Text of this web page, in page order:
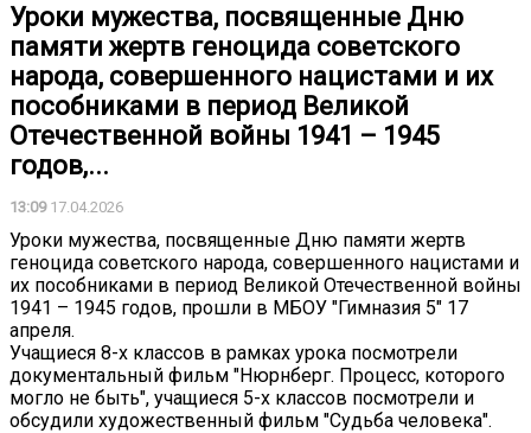
Уроки мужества, посвященные Дню
памяти жертв геноцида советского
народа, совершенного нацистами и их
пособниками в период Великой
Отечественной войны 1941 – 1945
годов,...
13:0917.04.2026
Уроки мужества, посвященные Дню памяти жертв
геноцида советского народа, совершенного нацистами и
их пособниками в период Великой Отечественной войны
1941 – 1945 годов, прошли в МБОУ "Гимназия 5" 17
апреля.
Учащиеся 8-х классов в рамках урока посмотрели
документальный фильм "Нюрнберг. Процесс, которого
могло не быть", учащиеся 5-х классов посмотрели и
обсудили художественный фильм "Судьба человека".